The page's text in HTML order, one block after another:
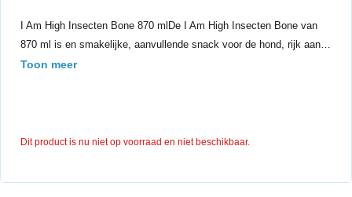
I Am High Insecten Bone 870 mlDe I Am High Insecten Bone van
870 ml is en smakelijke, aanvullende snack voor de hond, rijk aan…
Toon meer
Dit product is nu niet op voorraad en niet beschikbaar.